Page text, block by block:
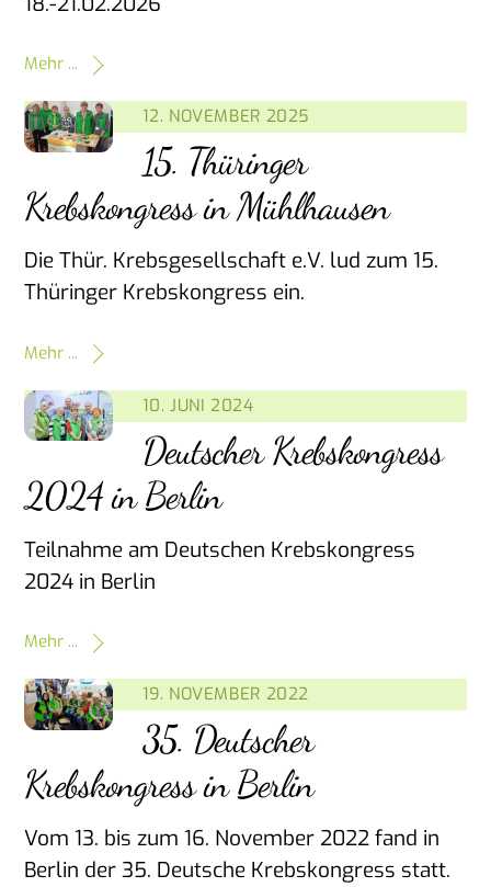
Mehr ...
12. NOVEMBER 2025
15. Thüringer
Krebskongress in Mühlhausen
Die Thür. Krebsgesellschaft e.V. lud zum 15.
Thüringer Krebskongress ein.
Mehr ...
10. JUNI 2024
Deutscher Krebskongress
2024 in Berlin
Teilnahme am Deutschen Krebskongress
2024 in Berlin
Mehr ...
19. NOVEMBER 2022
35. Deutscher
Krebskongress in Berlin
Vom 13. bis zum 16. November 2022 fand in
Berlin der 35. Deutsche Krebskongress statt.